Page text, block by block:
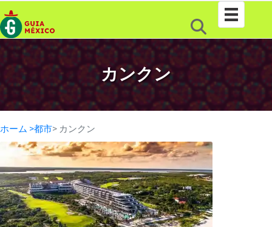
カンクン
ホーム >都市> カンクン